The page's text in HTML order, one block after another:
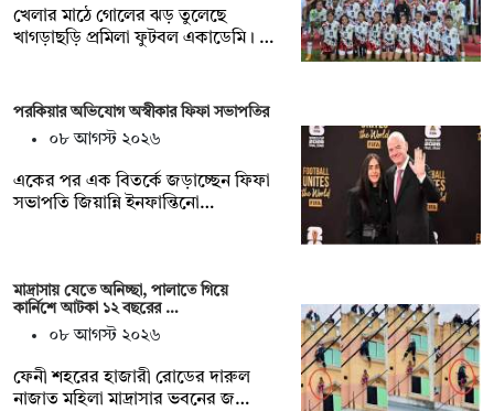
খেলার মাঠে গোলের ঝড় তুলেছে
খাগড়াছড়ি প্রমিলা ফুটবল একাডেমি। …
পরকিয়ার অভিযোগ অস্বীকার ফিফা সভাপতির
০৮ আগস্ট ২০২৬
একের পর এক বিতর্কে জড়াচ্ছেন ফিফা
সভাপতি জিয়ান্নি ইনফান্তিনো…
মাদ্রাসায় যেতে অনিচ্ছা, পালাতে গিয়ে
কার্নিশে আটকা ১২ বছরের …
০৮ আগস্ট ২০২৬
ফেনী শহরের হাজারী রোডের দারুল
নাজাত মহিলা মাদ্রাসার ভবনের জ…